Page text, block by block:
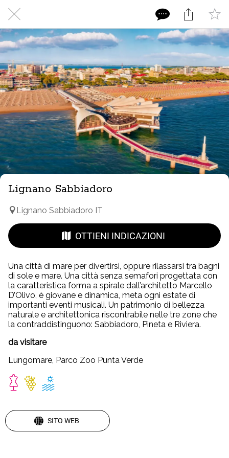
Lignano Sabbiadoro
Lignano Sabbiadoro IT
OTTIENI INDICAZIONI
Una città di mare per divertirsi, oppure rilassarsi tra bagni
di sole e mare. Una città senza semafori progettata con
la caratteristica forma a spirale dall’architetto Marcello
D’Olivo, è giovane e dinamica, meta ogni estate di
importanti eventi musicali. Un patrimonio di bellezza
naturale e architettonica riscontrabile nelle tre zone che
la contraddistinguono: Sabbiadoro, Pineta e Riviera.
da visitare
Lungomare, Parco Zoo Punta Verde
SITO WEB